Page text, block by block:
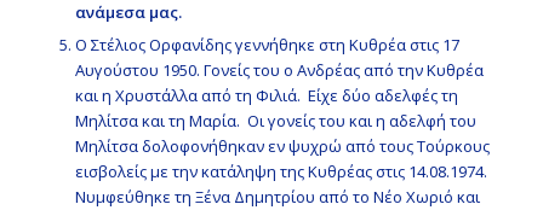
ανάμεσα μας.
Ο Στέλιος Ορφανίδης γεννήθηκε στη Κυθρέα στις 17
Αυγούστου 1950. Γονείς του ο Ανδρέας από την Κυθρέα
και η Χρυστάλλα από τη Φιλιά. Είχε δύο αδελφές τη
Μηλίτσα και τη Μαρία. Οι γονείς του και η αδελφή του
Μηλίτσα δολοφονήθηκαν εν ψυχρώ από τους Τούρκους
εισβολείς με την κατάληψη της Κυθρέας στις 14.08.1974.
Νυμφεύθηκε τη Ξένα Δημητρίου από το Νέο Χωριό και